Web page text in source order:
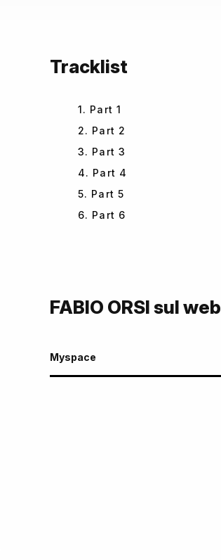
Tracklist
1. Part 1
2. Part 2
3. Part 3
4. Part 4
5. Part 5
6. Part 6
FABIO ORSI sul web
Myspace